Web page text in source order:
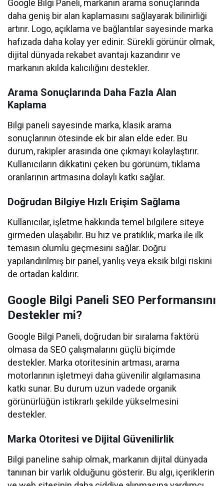
Google Bilgi Paneli, markanın arama sonuçlarında
daha geniş bir alan kaplamasını sağlayarak bilinirliği
artırır. Logo, açıklama ve bağlantılar sayesinde marka
hafızada daha kolay yer edinir. Sürekli görünür olmak,
dijital dünyada rekabet avantajı kazandırır ve
markanın akılda kalıcılığını destekler.
Arama Sonuçlarında Daha Fazla Alan
Kaplama
Bilgi paneli sayesinde marka, klasik arama
sonuçlarının ötesinde ek bir alan elde eder. Bu
durum, rakipler arasında öne çıkmayı kolaylaştırır.
Kullanıcıların dikkatini çeken bu görünüm, tıklama
oranlarının artmasına dolaylı katkı sağlar.
Doğrudan Bilgiye Hızlı Erişim Sağlama
Kullanıcılar, işletme hakkında temel bilgilere siteye
girmeden ulaşabilir. Bu hız ve pratiklik, marka ile ilk
temasın olumlu geçmesini sağlar. Doğru
yapılandırılmış bir panel, yanlış veya eksik bilgi riskini
de ortadan kaldırır.
Google Bilgi Paneli SEO Performansını
Destekler mi?
Google Bilgi Paneli, doğrudan bir sıralama faktörü
olmasa da SEO çalışmalarını güçlü biçimde
destekler. Marka otoritesinin artması, arama
motorlarının işletmeyi daha güvenilir algılamasına
katkı sunar. Bu durum uzun vadede organik
görünürlüğün istikrarlı şekilde yükselmesini
destekler.
Marka Otoritesi ve Dijital Güvenilirlik
Bilgi paneline sahip olmak, markanın dijital dünyada
tanınan bir varlık olduğunu gösterir. Bu algı, içeriklerin